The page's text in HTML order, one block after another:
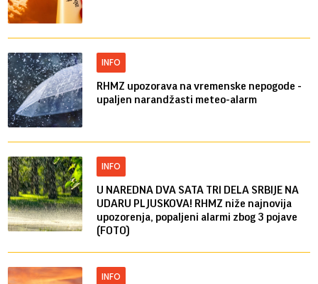
INFO
RHMZ upozorava na vremenske nepogode -
upaljen narandžasti meteo-alarm
INFO
U NAREDNA DVA SATA TRI DELA SRBIJE NA
UDARU PLJUSKOVA! RHMZ niže najnovija
upozorenja, popaljeni alarmi zbog 3 pojave
(FOTO)
INFO